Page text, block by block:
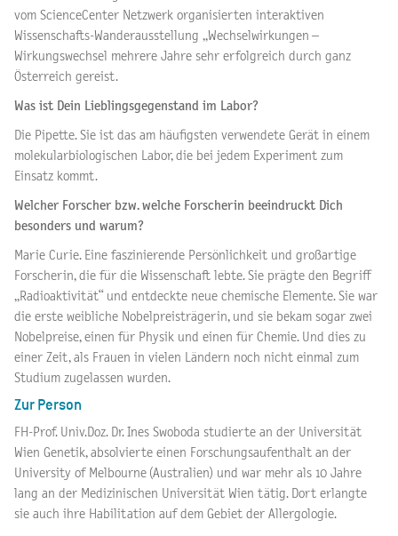
vom ScienceCenter Netzwerk organisierten interaktiven
Wissenschafts-Wanderausstellung „Wechselwirkungen –
Wirkungswechsel mehrere Jahre sehr erfolgreich durch ganz
Österreich gereist.
Was ist Dein Lieblingsgegenstand im Labor?
Die Pipette. Sie ist das am häufigsten verwendete Gerät in einem
molekularbiologischen Labor, die bei jedem Experiment zum
Einsatz kommt.
Welcher Forscher bzw. welche Forscherin beeindruckt Dich
besonders und warum?
Marie Curie. Eine faszinierende Persönlichkeit und großartige
Forscherin, die für die Wissenschaft lebte. Sie prägte den Begriff
„Radioaktivität“ und entdeckte neue chemische Elemente. Sie war
die erste weibliche Nobelpreisträgerin, und sie bekam sogar zwei
Nobelpreise, einen für Physik und einen für Chemie. Und dies zu
einer Zeit, als Frauen in vielen Ländern noch nicht einmal zum
Studium zugelassen wurden.
Zur Person
FH-Prof. Univ.Doz. Dr. Ines Swoboda studierte an der Universität
Wien Genetik, absolvierte einen Forschungsaufenthalt an der
University of Melbourne (Australien) und war mehr als 10 Jahre
lang an der Medizinischen Universität Wien tätig. Dort erlangte
sie auch ihre Habilitation auf dem Gebiet der Allergologie.